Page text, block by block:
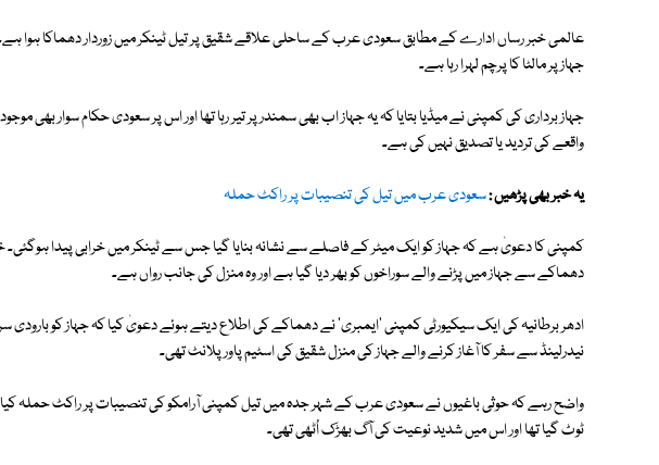
عالمی خبر رساں ادارے کے مطابق سعودی عرب کے ساحلی علاقے شقیق پر تیل ٹینکر میں زوردار دھماکا ہوا ہے۔
جہاز پر مالٹا کا پرچم لہرا رہا ہے۔
جہاز برداری کی کمپنی نے میڈیا بتایا کہ یہ جہاز اب بھی سمندر پر تیر رہا تھا اور اس پر سعودی حکام سوار بھی
واقعے کی تردید یا تصدیق نہیں کی ہے۔
یہ خبر بھی پڑھیں :سعودی عرب میں تیل کی تنصیبات پر راکٹ حملہ
کمپنی کا دعویٰ ہے کہ جہاز کو ایک میٹر کے فاصلے سے نشانہ بنایا گیا جس سے ٹینکر میں خرابی پیدا
دھماکے سے جہاز میں پڑنے والے سوراخوں کو بھر دیا گیا ہے اور وہ منزل کی جانب رواں ہے۔
ادھر برطانیہ کی ایک سیکیورٹی کمپنی 'ایمبری' نے دھماکے کی اطلاع دیتے ہوئے دعویٰ کیا کہ جہاز کو بارودی
نیدرلینڈ سے سفر کا آغاز کرنے والے جہاز کی منزل شقیق کی اسٹیم پاور پلانٹ تھی۔
واضح رہے کہ حوثی باغیوں نے سعودی عرب کے شہر جدہ میں تیل کمپنی آرامکو کی تنصیبات پر راکٹ حملہ
ٹوٹ گیا تھا اور اس میں شدید نوعیت کی آگ بھڑک اُٹھی تھی۔